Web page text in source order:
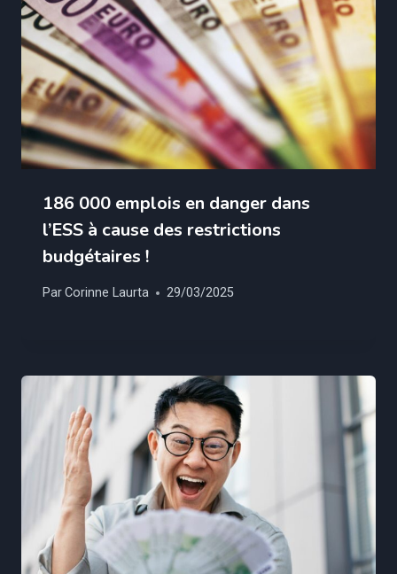
186 000 emplois en danger dans
l’ESS à cause des restrictions
budgétaires !
ParCorinne Laurta 29/03/2025